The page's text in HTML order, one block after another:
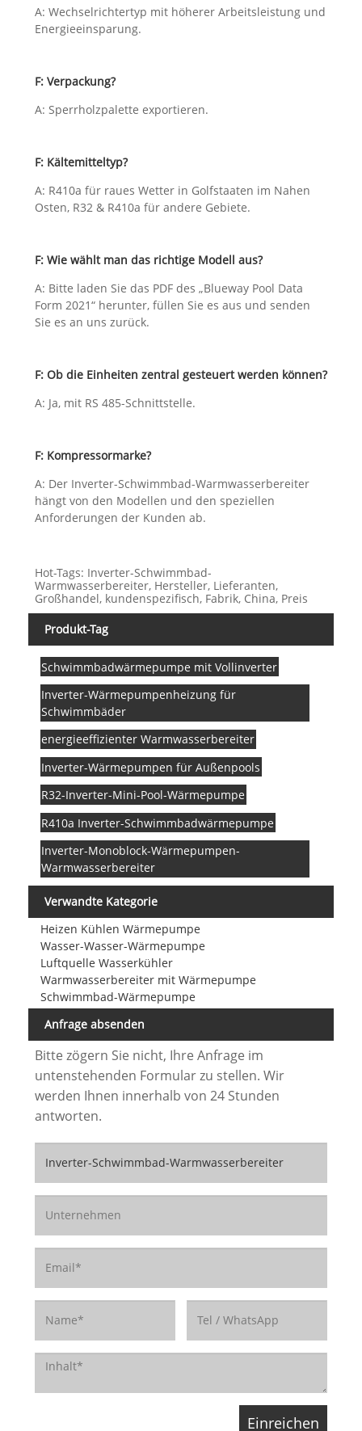
A: Wechselrichtertyp mit höherer Arbeitsleistung und
Energieeinsparung.
F: Verpackung?
A: Sperrholzpalette exportieren.
F: Kältemitteltyp?
A: R410a für raues Wetter in Golfstaaten im Nahen
Osten, R32 & R410a für andere Gebiete.
F: Wie wählt man das richtige Modell aus?
A: Bitte laden Sie das PDF des „Blueway Pool Data
Form 2021“ herunter, füllen Sie es aus und senden
Sie es an uns zurück.
F: Ob die Einheiten zentral gesteuert werden können?
A: Ja, mit RS 485-Schnittstelle.
F: Kompressormarke?
A: Der Inverter-Schwimmbad-Warmwasserbereiter
hängt von den Modellen und den speziellen
Anforderungen der Kunden ab.
Hot-Tags: Inverter-Schwimmbad-
Warmwasserbereiter, Hersteller, Lieferanten,
Großhandel, kundenspezifisch, Fabrik, China, Preis
Produkt-Tag
Schwimmbadwärmepumpe mit Vollinverter
Inverter-Wärmepumpenheizung für
Schwimmbäder
energieeffizienter Warmwasserbereiter
Inverter-Wärmepumpen für Außenpools
R32-Inverter-Mini-Pool-Wärmepumpe
R410a Inverter-Schwimmbadwärmepumpe
Inverter-Monoblock-Wärmepumpen-
Warmwasserbereiter
Verwandte Kategorie
Heizen Kühlen Wärmepumpe
Wasser-Wasser-Wärmepumpe
Luftquelle Wasserkühler
Warmwasserbereiter mit Wärmepumpe
Schwimmbad-Wärmepumpe
Anfrage absenden
Bitte zögern Sie nicht, Ihre Anfrage im
untenstehenden Formular zu stellen. Wir
werden Ihnen innerhalb von 24 Stunden
antworten.